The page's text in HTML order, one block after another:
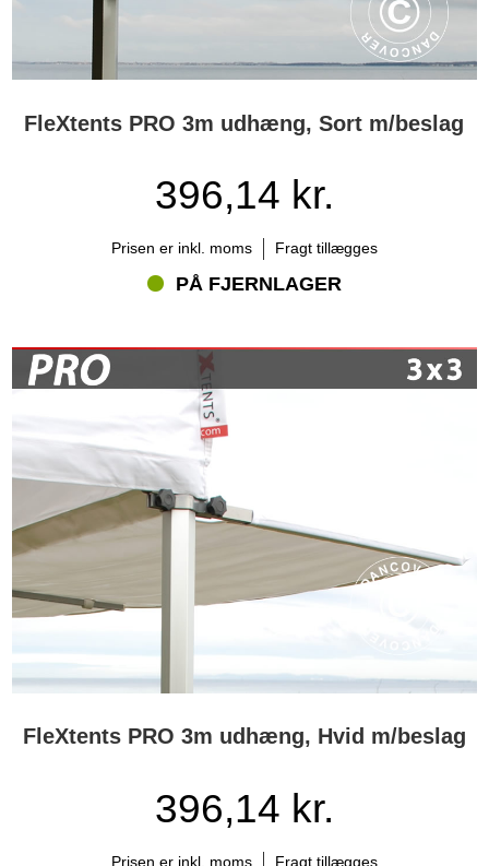
FleXtents PRO 3m udhæng, Sort m/beslag
396,14 kr.
Prisen er inkl. moms Fragt tillægges
PÅ FJERNLAGER
FleXtents PRO 3m udhæng, Hvid m/beslag
396,14 kr.
Prisen er inkl. moms Fragt tillægges